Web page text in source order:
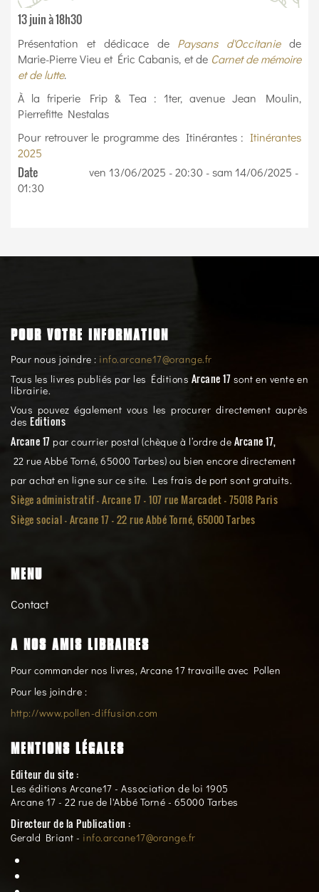
13 juin à 18h30
Présentation et dédicace de Paysans d'Occitaniede
Marie-Pierre Vieu et Éric Cabanis, et de Carnet de mémoire
et de lutte.
À la friperie Frip & Tea : 1ter, avenue Jean Moulin,
Pierrefitte Nestalas
Pour retrouver le programme des Itinérantes : Itinérantes
2025
Date ven 13/06/2025 - 20:30 -sam 14/06/2025 -
01:30
POUR VOTRE INFORMATION
Pour nous joindre : info.arcane17@orange.fr
Tous les livres publiés par les Éditions Arcane 17 sont en vente en
librairie.
Vous pouvez également vous les procurer directement auprès
des Editions
Arcane 17 par courrier postal (chèque à l’ordre de Arcane 17,
22 rue Abbé Torné, 65000 Tarbes) ou bien encore directement
par achat en ligne sur ce site. Les frais de port sont gratuits.
Siège administratif - Arcane 17 - 107 rue Marcadet - 75018 Paris
Siège social -Arcane 17 - 22 rue Abbé Torné, 65000 Tarbes
MENU
Contact
A NOS AMIS LIBRAIRES
Pour commander nos livres, Arcane 17 travaille avec Pollen
Pour les joindre :
http://www.pollen-diffusion.com
MENTIONS LÉGALES
Editeur du site :
Les éditions Arcane17 - Association de loi 1905
Arcane 17 - 22 rue de l'Abbé Torné - 65000 Tarbes
Directeur de la Publication :
Gerald Briant - info.arcane17@orange.fr